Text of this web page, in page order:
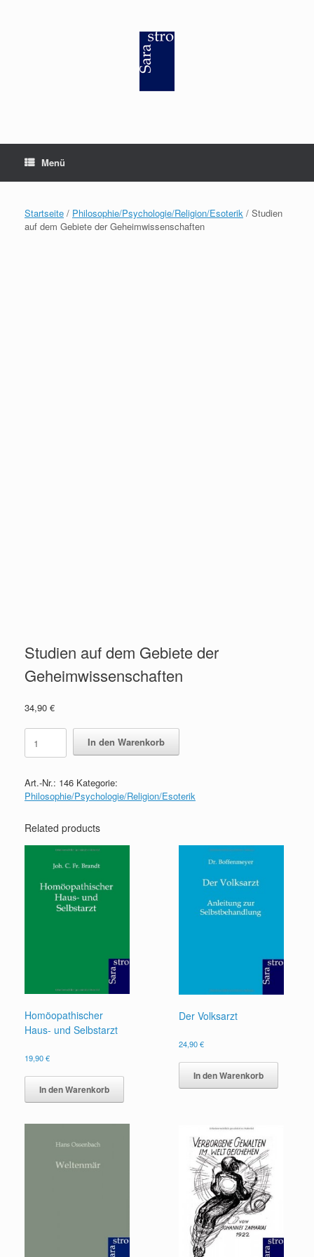
Menü
Startseite / Philosophie/Psychologie/Religion/Esoterik / Studien
auf dem Gebiete der Geheimwissenschaften
Studien auf dem Gebiete der
Geheimwissenschaften
34,90 €
Studien
auf
dem
der
Geheimwissenschaften
In den Warenkorb
Art.-Nr.: 146 Kategorie:
Philosophie/Psychologie/Religion/Esoterik
Related products
Homöopathischer
Haus- und Selbstarzt
19,90€
In den Warenkorb
Der Volksarzt
24,90€
In den Warenkorb